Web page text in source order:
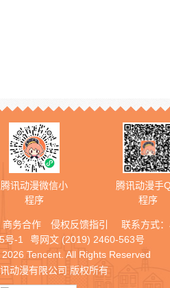
腾讯动漫微信小
程序
腾讯动漫手
程序
商务合作 侵权反馈指引 联系方式：
号-1
粤网文 (2019) 2460-563号
Tencent. All Rights Reserved
动漫有限公司 版权所有